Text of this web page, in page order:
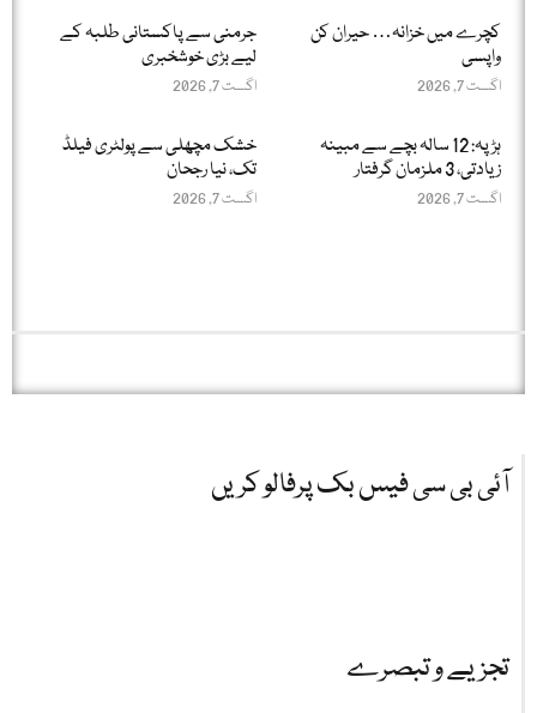
کچرے میں خزانہ… حیران کن
واپسی
اگست 7, 2026
جرمنی سے پاکستانی طلبہ کے
لیے بڑی خوشخبری
اگست 7, 2026
ہڑپہ: 12 سالہ بچے سے مبینہ
زیادتی، 3 ملزمان گرفتار
اگست 7, 2026
خشک مچھلی سے پولٹری فیلڈ
تک، نیا رجحان
اگست 7, 2026
آئی بی سی فیس بک پرفالو کریں
تجزیے و تبصرے